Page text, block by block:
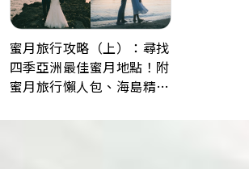
蜜月旅行攻略（上）：尋找
四季亞洲最佳蜜月地點！附
蜜月旅行懶人包、海島精選